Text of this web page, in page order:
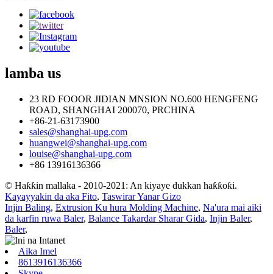
lamba us
23 RD FOOOR JIDIAN MNSION NO.600 HENGFENG
ROAD, SHANGHAI 200070, PRCHINA
+86-21-63173900
sales@shanghai-upg.com
huangwei@shanghai-upg.com
louise@shanghai-upg.com
+86 13916136366
© Haƙƙin mallaka - 2010-2021: An kiyaye dukkan haƙƙoƙi.
Kayayyakin da aka Fito, Taswirar Yanar Gizo
Injin Baling, Extrusion Ku hura Molding Machine, Na'ura mai aiki
da karfin ruwa Baler, Balance Takardar Sharar Gida, Injin Baler,
Baler,
Aika Imel
8613916136366